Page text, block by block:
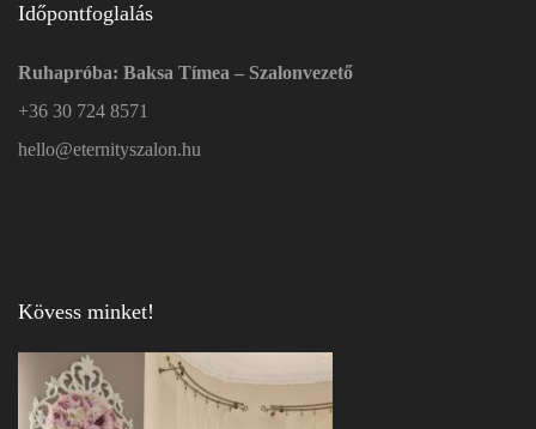
Időpontfoglalás
Ruhapróba: Baksa Tímea – Szalonvezető
+36 30 724 8571
hello@eternityszalon.hu
Kövess minket!